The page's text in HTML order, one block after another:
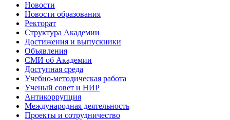
Новости
Новости образования
Ректорат
Структура Академии
Достижения и выпускники
Объявления
СМИ об Академии
Доступная среда
Учебно-методическая работа
Ученый совет и НИР
Антикоррупция
Международная деятельность
Проекты и сотрудничество